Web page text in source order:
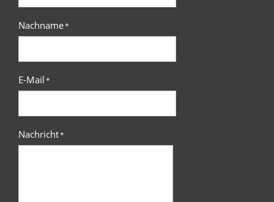
Nachname*
E-Mail*
Nachricht*